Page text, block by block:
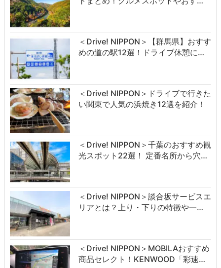
＜Drive! NIPPON＞【群馬県】おすす
めの道の駅12選！ドライブ休憩に…
＜Drive! NIPPON＞ドライブで行きた
い関東で人気の浜焼き12選を紹介！
＜Drive! NIPPON＞千葉のおすすめ観
光スポット22選！ 定番名所から穴…
＜Drive! NIPPON＞談合坂サービスエ
リアとは？上り・下りの特徴や一…
＜Drive! NIPPON＞MOBILAおすすめ
商品セレクト！KENWOOD「彩速…